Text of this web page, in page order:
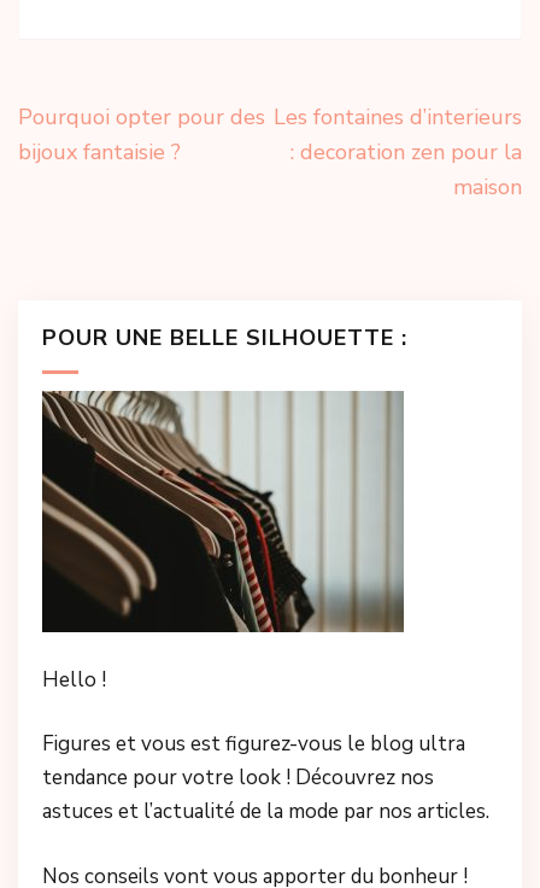
Navigation
de
Pourquoi opter pour des
bijoux fantaisie ?
Les fontaines d’interieurs
: decoration zen pour la
maison
POUR UNE BELLE SILHOUETTE :
Hello !
Figures et vous est figurez-vous le blog ultra
tendance pour votre look ! Découvrez nos
astuces et l’actualité de la mode par nos articles.
Nos conseils vont vous apporter du bonheur !